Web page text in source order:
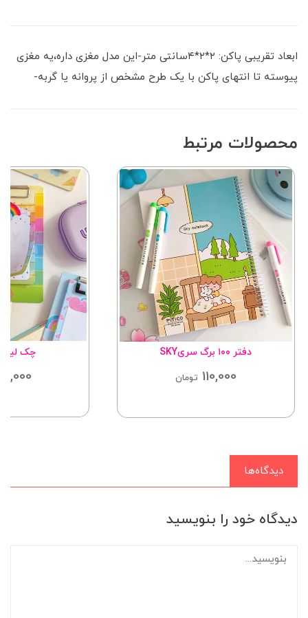
ابعاد تقریبی پاکن: ۲*۲*۴سانتی متر-این مدل مغزی داره،یه مغزی
پیوسته تا انتهای پاکن با یک طرح مشخص از پروانه یا گربه-
محصولات مرتبط
دفتر ۱۰۰ برگ سریSKY
110,000 تومان
چک
دیدگاه‌ها
دیدگاه خود را بنویسید